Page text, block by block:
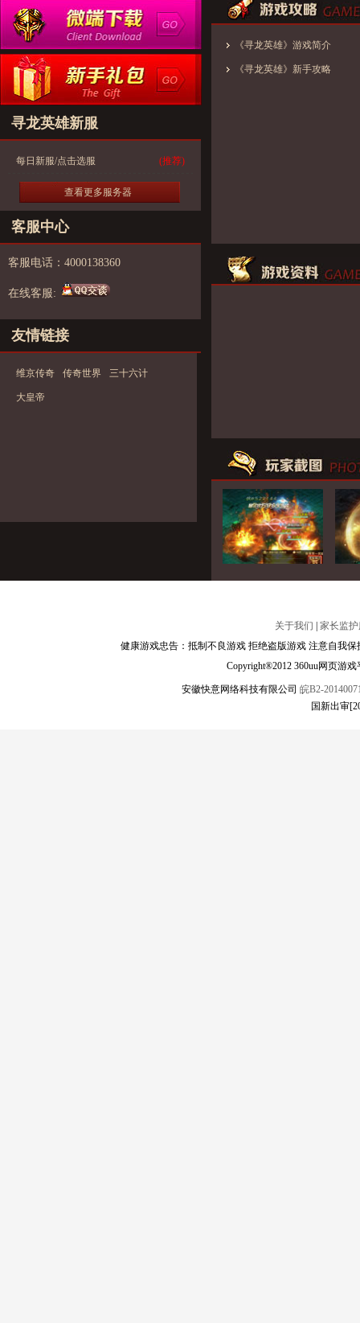
寻龙英雄新服
每日新服/点击选服 (推荐)
查看更多服务器
客服中心
客服电话：4000138360
在线客服:
友情链接
维京传奇 传奇世界 三十六计
大皇帝
《寻龙英雄》游戏简介
《寻龙英雄》新手攻略
关于我们
家长监
健康游戏忠告：抵制不良游戏 拒绝盗版游戏 注意自我
Copyright®2012 360uu网页游
安徽快意网络科技有限公司 皖B2-
国新出审